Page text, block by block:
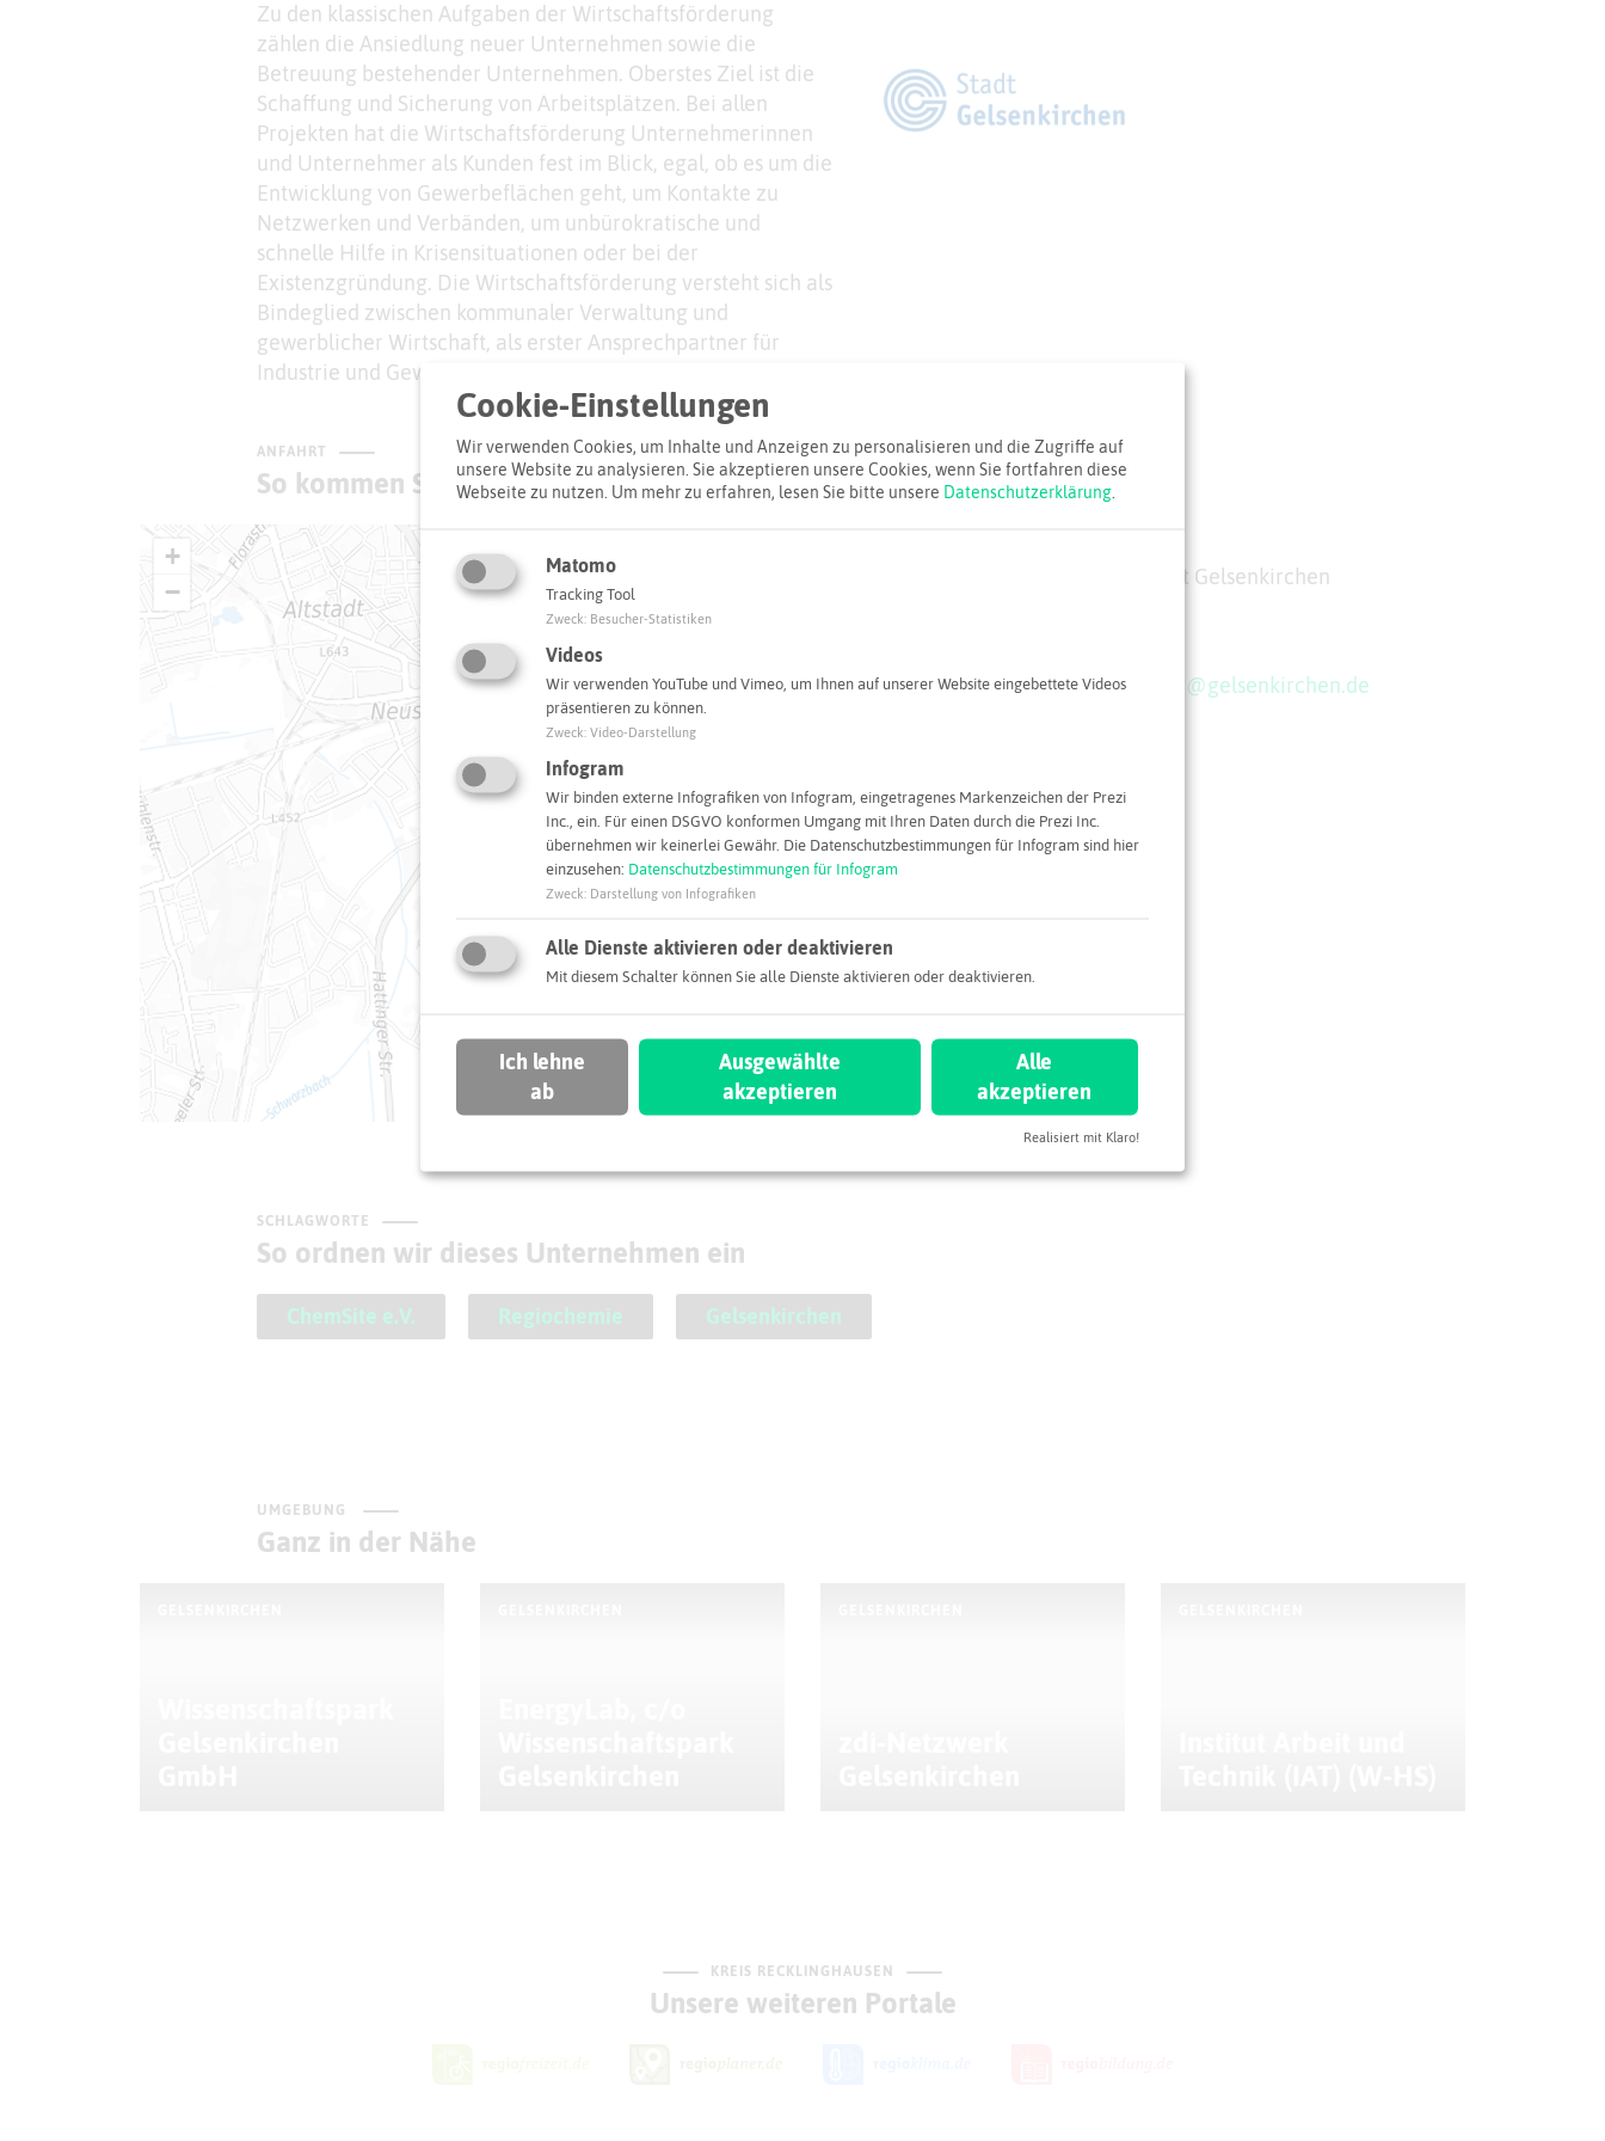
Zu den klassischen Aufgaben der Wirtschaftsförderung
zählen die Ansiedlung neuer Unternehmen sowie die
Betreuung bestehender Unternehmen. Oberstes Ziel ist die
Schaffung und Sicherung von Arbeitsplätzen. Bei allen
Projekten hat die Wirtschaftsförderung Unternehmerinnen
und Unternehmer als Kunden fest im Blick, egal, ob es um die
Entwicklung von Gewerbeflächen geht, um Kontakte zu
Netzwerken und Verbänden, um unbürokratische und
schnelle Hilfe in Krisensituationen oder bei der
Existenzgründung. Die Wirtschaftsförderung versteht sich als
Bindeglied zwischen kommunaler Verwaltung und
gewerblicher Wirtschaft, als erster Ansprechpartner für
Industrie und Gewerbe, Handwerk, Handel und Dienstleister.
ANFAHRT
So kommen Sie zum Ziel
+
−
Leaflet|©OpenStreetMapcontributors |weitere Lizenzen
Wirtschaftsförderung Stadt Gelsenkirchen
wirtschaftsfoerderung@gelsenkirchen.de
SCHLAGWORTE
So ordnen wir dieses Unternehmen ein
ChemSite e.V. Regiochemie Gelsenkirchen
UMGEBUNG
Ganz in der Nähe
KREIS RECKLINGHAUSEN
Unsere weiteren Portale
Cookie-Einstellungen
Wir verwenden Cookies, um Inhalte und Anzeigen zu personalisieren und die Zugriffe auf
unsere Website zu analysieren. Sie akzeptieren unsere Cookies, wenn Sie fortfahren diese
Webseite zu nutzen. Um mehr zu erfahren, lesen Sie bitte unsere Datenschutzerklärung.
Matomo
Tracking Tool
Zweck: Besucher-Statistiken
Videos
Wir verwenden YouTube und Vimeo, um Ihnen auf unserer Website eingebettete Videos
präsentieren zu können.
Zweck: Video-Darstellung
Infogram
Wir binden externe Infografiken von Infogram, eingetragenes Markenzeichen der Prezi
Inc., ein. Für einen DSGVO konformen Umgang mit Ihren Daten durch die Prezi Inc.
übernehmen wir keinerlei Gewähr. Die Datenschutzbestimmungen für Infogram sind hier
einzusehen: Datenschutzbestimmungen für Infogram
Zweck: Darstellung von Infografiken
Alle Dienste aktivieren oder deaktivieren
Mit diesem Schalter können Sie alle Dienste aktivieren oder deaktivieren.
Ich lehne
ab
Ausgewählte
akzeptieren
Alle
akzeptieren
Realisiert mit Klaro!